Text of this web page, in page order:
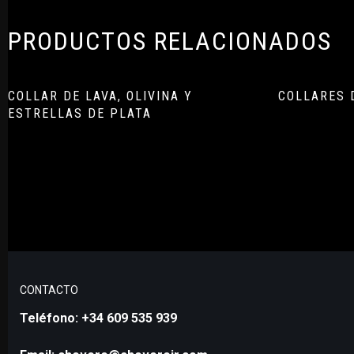
PRODUCTOS RELACIONADOS
COLLAR DE LAVA, OLIVINA Y
ESTRELLAS DE PLATA
COLLARES
CONTACTO
Teléfono: +34 609 535 939